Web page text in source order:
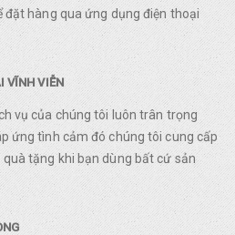
đặt hàng qua ứng dụng điện thoại
VĨNH VIỄN
vụ của chúng tôi luôn trân trọng
ứng tình cảm đó chúng tôi cung cấp
tặng khi bạn dùng bất cứ sản